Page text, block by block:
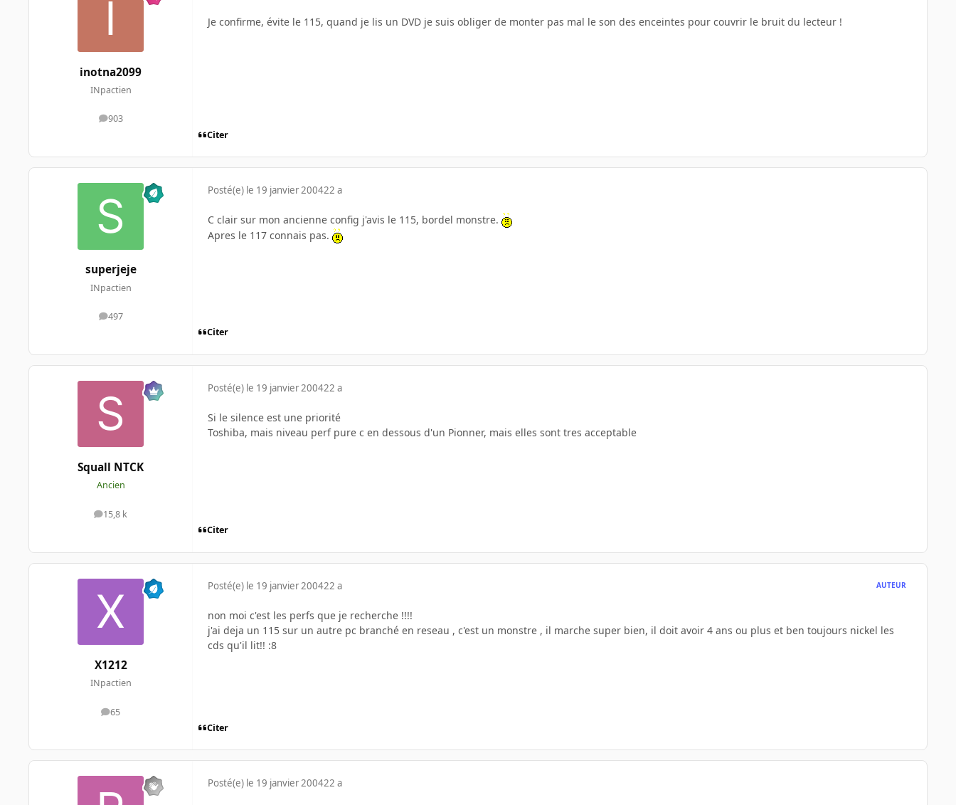
inotna2099
INpactien
903
messages
Je confirme, évite le 115, quand je lis un DVD je suis obliger de monter pas mal le son des enceintes pour couvrir le bruit du lecteur !
Citer
superjeje
INpactien
497
messages
Posté(e) le 19 janvier 200422 a
C clair sur mon ancienne config j'avis le 115, bordel monstre.
Apres le 117 connais pas.
Citer
Squall NTCK
Ancien
15,8 k
messages
Posté(e) le 19 janvier 200422 a
Si le silence est une priorité
Toshiba, mais niveau perf pure c en dessous d'un Pionner, mais elles sont tres acceptable
Citer
X1212
INpactien
65
messages
Posté(e) le 19 janvier 200422 a AUTEUR
non moi c'est les perfs que je recherche !!!!
j'ai deja un 115 sur un autre pc branché en reseau , c'est un monstre , il marche super bien, il doit avoir 4 ans ou plus et ben toujours nickel les
cds qu'il lit!! :8
Citer
Posté(e) le 19 janvier 200422 a